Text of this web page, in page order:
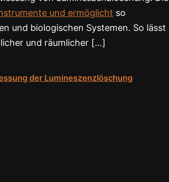
und ermöglicht so
und biologischen Systemen. So lässt
und räumlicher […]
der Lumineszenzlöschung